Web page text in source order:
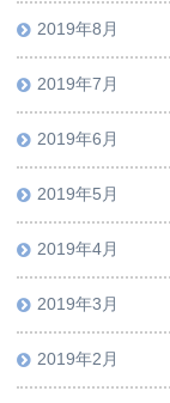
2019年8月
2019年7月
2019年6月
2019年5月
2019年4月
2019年3月
2019年2月